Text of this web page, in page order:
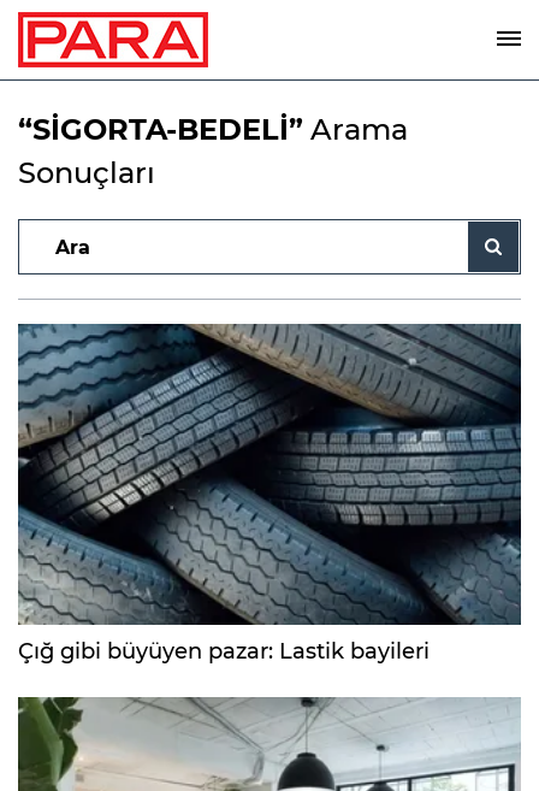
“SİGORTA-BEDELİ” Arama
Sonuçları
Çığ gibi büyüyen pazar: Lastik bayileri